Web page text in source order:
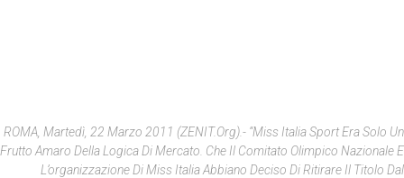
ROMA, Martedì, 22 Marzo 2011 (ZENIT.org).- “Miss Italia Sport Era Solo Un
Frutto Amaro Della Logica Di Mercato. Che Il Comitato Olimpico Nazionale E
L’organizzazione Di Miss Italia Abbiano Deciso Di Ritirare Il Titolo Dal